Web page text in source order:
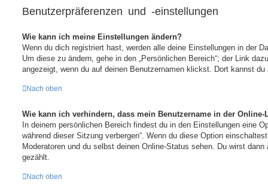
Benutzerpräferenzen und -einstellungen
Wie kann ich meine Einstellungen ändern?
Wenn du dich registriert hast, werden alle deine Einstellungen in der
Um diese zu ändern, gehe in den „Persönlichen Bereich“; der Link
angezeigt, wenn du auf deinen Benutzernamen klickst. Dort kannst
Nach oben
Wie kann ich verhindern, dass mein Benutzername in der Online-
In deinem persönlichen Bereich findest du in den Einstellungen eine
während dieser Sitzung verbergen“. Wenn du diese Option
Moderatoren und du selbst deinen Online-Status sehen. Du wirst
gezählt.
Nach oben